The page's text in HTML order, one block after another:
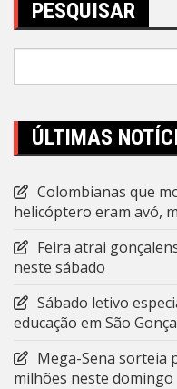
PESQUISAR
ÚLTIMAS
Colombianas que
helicóptero eram avó,
Feira atrai
neste sábado
Sábado letivo
educação em São
Mega-Sena sorteia
milhões neste domingo